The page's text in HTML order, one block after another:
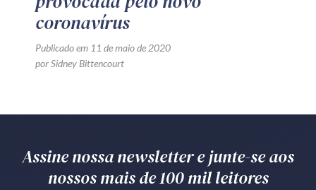
coronavírus
Publicado em 11 de maio de 2020
por Sidney Bittencourt
Assine nossa newsletter e junte-se aos
nossos mais de 100 mil leitores